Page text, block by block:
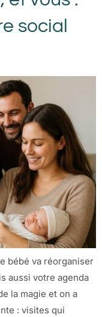
social
bébé va réorganiser
aussi votre agenda
la magie et on a
: visites qui